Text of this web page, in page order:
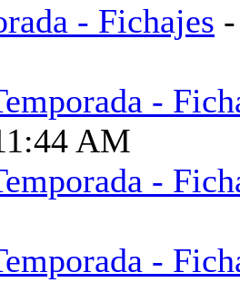
- Fichajes
-
AM
-
-